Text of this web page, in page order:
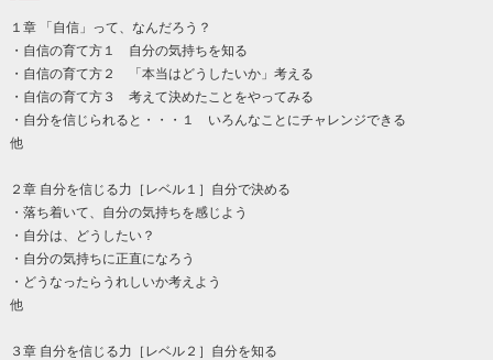
１章 「自信」って、なんだろう？
・自信の育て方１ 自分の気持ちを知る
・自信の育て方２ 「本当はどうしたいか」考える
・自信の育て方３ 考えて決めたことをやってみる
・自分を信じられると・・・１ いろんなことにチャレンジできる
他
２章 自分を信じる力［レベル１］自分で決める
・落ち着いて、自分の気持ちを感じよう
・自分は、どうしたい？
・自分の気持ちに正直になろう
・どうなったらうれしいか考えよう
他
３章 自分を信じる力［レベル２］自分を知る